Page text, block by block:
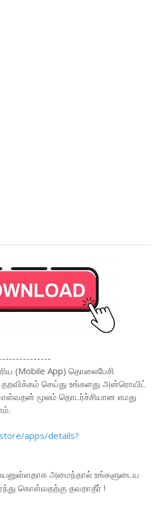
(Mobile App) தொலைபேசி
செய்து உங்களது அன்ரொயிட்
மூலம் தொடர்ச்சியான எமது
apps/details?
பயனுள்ளதாக அமைந்தால் உங்களுடைய
கொள்வதற்கு தவறாதீர் !